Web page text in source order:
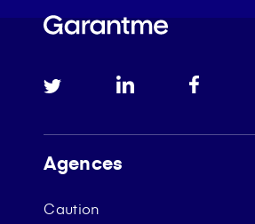
Agences
Caution